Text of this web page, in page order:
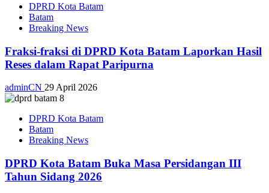
DPRD Kota Batam
Batam
Breaking News
Fraksi-fraksi di DPRD Kota Batam Laporkan Hasil
Reses dalam Rapat Paripurna
adminCN 29 April 2026
DPRD Kota Batam
Batam
Breaking News
DPRD Kota Batam Buka Masa Persidangan III
Tahun Sidang 2026